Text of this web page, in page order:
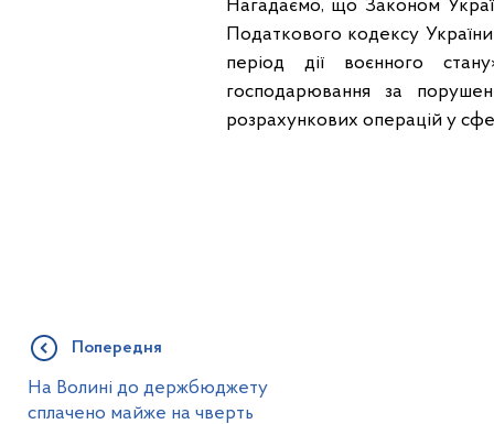
Нагадаємо, що Законом
Податкового кодексу
період дії воєнного
господарювання за
розрахункових операцій у
Попередня
На Волині до держбюджету
сплачено майже на чверть